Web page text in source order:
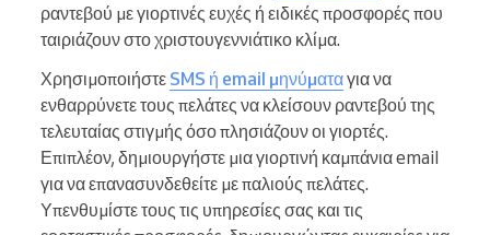
ραντεβού με γιορτινές ευχές ή ειδικές προσφορές που
ταιριάζουν στο χριστουγεννιάτικο κλίμα.
Χρησιμοποιήστε SMS ή email μηνύματαγια να
ενθαρρύνετε τους πελάτες να κλείσουν ραντεβού της
τελευταίας στιγμής όσο πλησιάζουν οι γιορτές.
Επιπλέον, δημιουργήστε μια γιορτινή καμπάνια email
για να επανασυνδεθείτε με παλιούς πελάτες.
Υπενθυμίστε τους τις υπηρεσίες σας και τις